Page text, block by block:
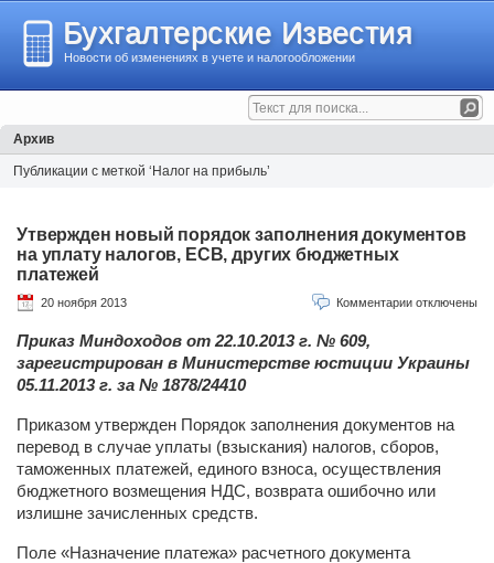
Бухгалтерские Известия
Новости об изменениях в учете и налогообложении
Архив
Публикации с меткой ‘Налог на прибыль’
Утвержден новый порядок заполнения документов
на уплату налогов, ЕСВ, других бюджетных
платежей
20 ноября 2013 Комментарии отключены
Приказ Миндоходов от 22.10.2013 г. № 609,
зарегистрирован в Министерстве юстиции Украины
05.11.2013 г. за № 1878/24410
Приказом утвержден Порядок заполнения документов на
перевод в случае уплаты (взыскания) налогов, сборов,
таможенных платежей, единого взноса, осуществления
бюджетного возмещения НДС, возврата ошибочно или
излишне зачисленных средств.
Поле «Назначение платежа» расчетного документа